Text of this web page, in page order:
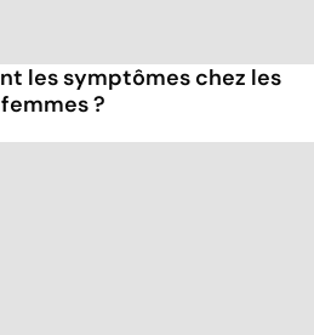
les symptômes chez les
?